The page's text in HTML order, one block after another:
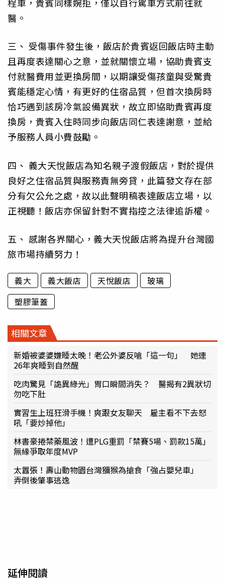
醫。
三、 受傷事件發生後，飯店於貴賓返回飯店時主動
且再度表達關心之意，並就關懷立場，協助貴賓支
付就醫費用並更換房間，以期讓受傷孩童與受驚貴
賓能穩定心情，有更好的住宿品質，但首次換房時
恰巧遇到該房冷氣設備異狀，故立即協助貴賓再度
換房，貴賓入住時同步向飯店同仁表達謝意，並給
予服務人員小費鼓勵。
四、 義大天悅飯店為知名親子渡假飯店，對於提供
良好之住宿品質與服務責無旁貸，此篇發文存在部
分有欠公允之處，故以此聲明稿表達飯店立場，以
正視聽！飯店亦保留針對不實指控之法律追訴權。
五、 感謝各界關心，義大天悅飯店將為提升台灣國
旅市場持續努力！
義大 義大飯店 天悅飯店
玻璃
塑膠筆蓋
相關文章
新婚被婆婆嫌睡太晚！老公外婆反嗆「這一句」 她連
26年爽睡到自然醒
吃肉驚見「詭異綠光」胃口瞬間消失？ 醫揭有2異狀切
勿吃下肚
實習生上班狂滑手機！爽跟女友聊天 雇主看不下去怒
吼「要炒掉他」
林書豪捲禁藥風波！遭PLG重罰「禁賽5場、罰款15萬」
無緣爭取年度MVP
太囂張！壽山動物園台灣獼猴為搶食「強占嬰兒車」
弄倒後肇事逃逸
延伸閱讀